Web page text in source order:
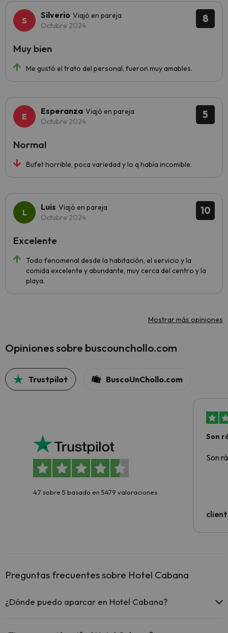
8
Silverio Viajó en pareja
Octubre 2024
Me gustó el trato del personal, fueron muy amables.
Muy bien
5
Esperanza Viajó en pareja
Octubre 2024
Bufet horrible, poca variedad y lo q había incomible.
Normal
10
Luis Viajó en pareja
Octubre 2024
Todo fenomenal desde la habitación, el servicio y la
comida excelente y abundante, muy cerca del centro y la
playa.
Excelente
Mostrar más opiniones
Opiniones sobre buscounchollo.com
Trustpilot BuscoUnChollo.com
4.7 sobre 5 basado en 5479 valoraciones
Son
Son
Preguntas frecuentes sobre Hotel Cabana
¿Dónde puedo aparcar en Hotel Cabana?